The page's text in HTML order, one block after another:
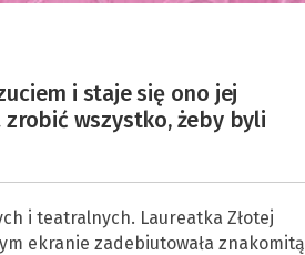
i staje się ono jej
wszystko, żeby byli
i teatralnych. Laureatka Złotej
ekranie zadebiutowała znakomitą